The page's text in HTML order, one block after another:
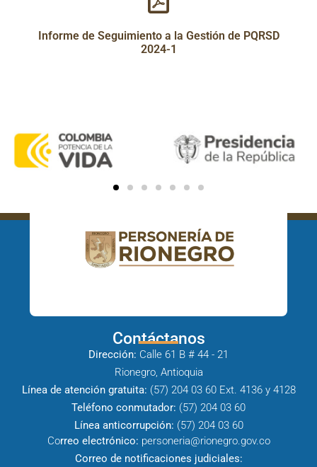
Informe de Seguimiento a la Gestión de PQRSD
2024-1
Contáctanos
Dirección: Calle 61 B # 44 - 21
Rionegro, Antioquia
Línea de atención gratuita: (57) 204 03 60 Ext. 4136 y 4128
Teléfono conmutador: (57) 204 03 60
Línea anticorrupción: (57) 204 03 60
Correo electrónico: personeria@rionegro.gov.co
Correo de notificaciones judiciales: